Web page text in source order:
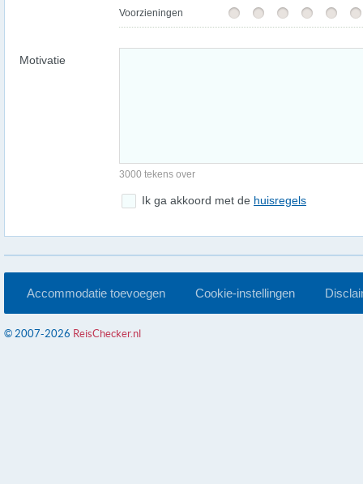
Voorzieningen
Motivatie
3000 tekens over
Ik ga akkoord met de huisregels
Accommodatie toevoegen Cookie-instellingen
© 2007-2026 ReisChecker.nl